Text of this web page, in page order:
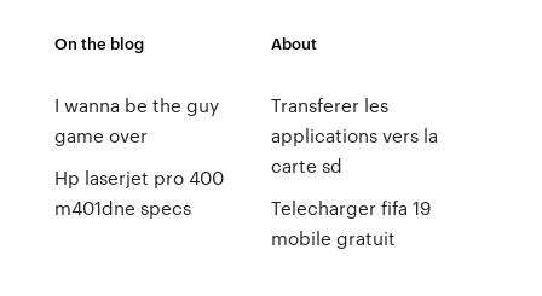
On the blog
I wanna be the guy
game over
Hp laserjet pro 400
m401dne specs
About
Transferer les
applications vers la
carte sd
Telecharger fifa 19
mobile gratuit